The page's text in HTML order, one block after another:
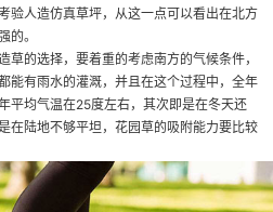
验人造仿真草坪，从这一点可以看出在北方
的。
草的选择，要着重的考虑南方的气候条件，
能有雨水的灌溉，并且在这个过程中，全年
平均气温在25度左右，其次即是在冬天还
在陆地不够平坦，花园草的吸附能力要比较